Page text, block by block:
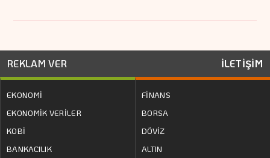
REKLAM VER İLETİŞİM
EKONOMİ
EKONOMİK VERİLER
KOBİ
BANKACILIK
FİNANS
BORSA
DÖVİZ
ALTIN